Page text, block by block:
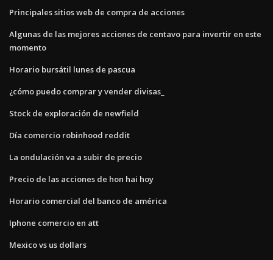
Principales sitios web de compra de acciones
Algunas de las mejores acciones de centavo para invertir en este
momento
Horario bursátil lunes de pascua
¿cómo puedo comprar y vender divisas_
Stock de exploración de newfield
Día comercio robinhood reddit
La ondulación va a subir de precio
Precio de las acciones de hon hai hoy
Horario comercial del banco de américa
Iphone comercio en att
Mexico vs us dollars